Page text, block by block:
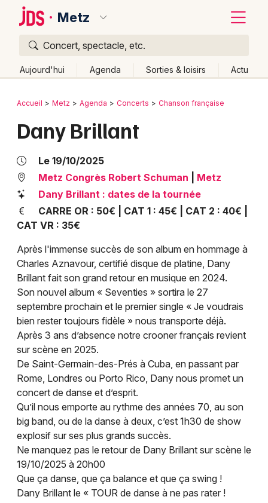
Metz
Concert, spectacle, etc.
Aujourd'hui Agenda Sorties & loisirs Actu
Publier un événement
Grands événements
Activité & Expérience
Foires & salons
Spectacles
Concerts
Sports
Soirées
Sorties famille
Expos
Sorties & loisirs
Chanson française en Moselle
Bordeaux
Lille
Lyon
Marseille
Mulhouse
Montpellier
Nantes
Nice
Paris
Strasbourg
Toulouse
Toutes les villes
Retour
Accueil Metz Agenda Concerts Chanson française
Dany Brillant
Le 19/10/2025
Metz Congrès Robert Schuman
Metz
Dany Brillant : dates de la tournée
CARRE OR : 50€ | CAT 1 : 45€ | CAT 2 : 40€ |
CAT VR : 35€
Après l'immense succès de son album en hommage à
Charles Aznavour, certifié disque de platine, Dany
Brillant fait son grand retour en musique en 2024.
Son nouvel album « Seventies » sortira le 27
septembre prochain et le premier single « Je voudrais
bien rester toujours fidèle » nous transporte déjà.
Après 3 ans d’absence notre crooner français revient
sur scène en 2025.
De Saint-Germain-des-Prés à Cuba, en passant par
Rome, Londres ou Porto Rico, Dany nous promet un
concert de danse et d’esprit.
Qu’il nous emporte au rythme des années 70, au son
big band, ou de la danse à deux, c’est 1h30 de show
explosif sur ses plus grands succès.
Ne manquez pas le retour de Dany Brillant sur scène le
19/10/2025 à 20h00
Que ça danse, que ça balance et que ça swing !
Dany Brillant le « TOUR de danse à ne pas rater !
Quoi ?
Où ?
Près de moi
Changer de lieu
Quand ?
Aujourd'hui
Demain Ce week-end Autre